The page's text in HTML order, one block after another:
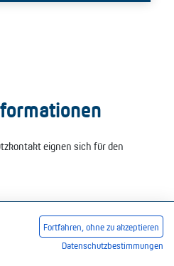
eignen sich für den
Fortfahren, ohne zu akzeptieren
Datenschutzbestimmungen